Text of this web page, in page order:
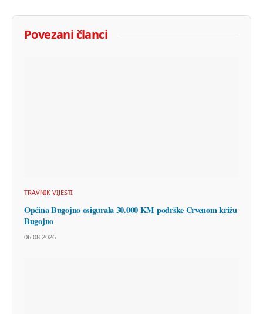
Povezani članci
TRAVNIK VIJESTI
Općina Bugojno osigurala 30.000 KM podrške Crvenom križu
Bugojno
06.08.2026